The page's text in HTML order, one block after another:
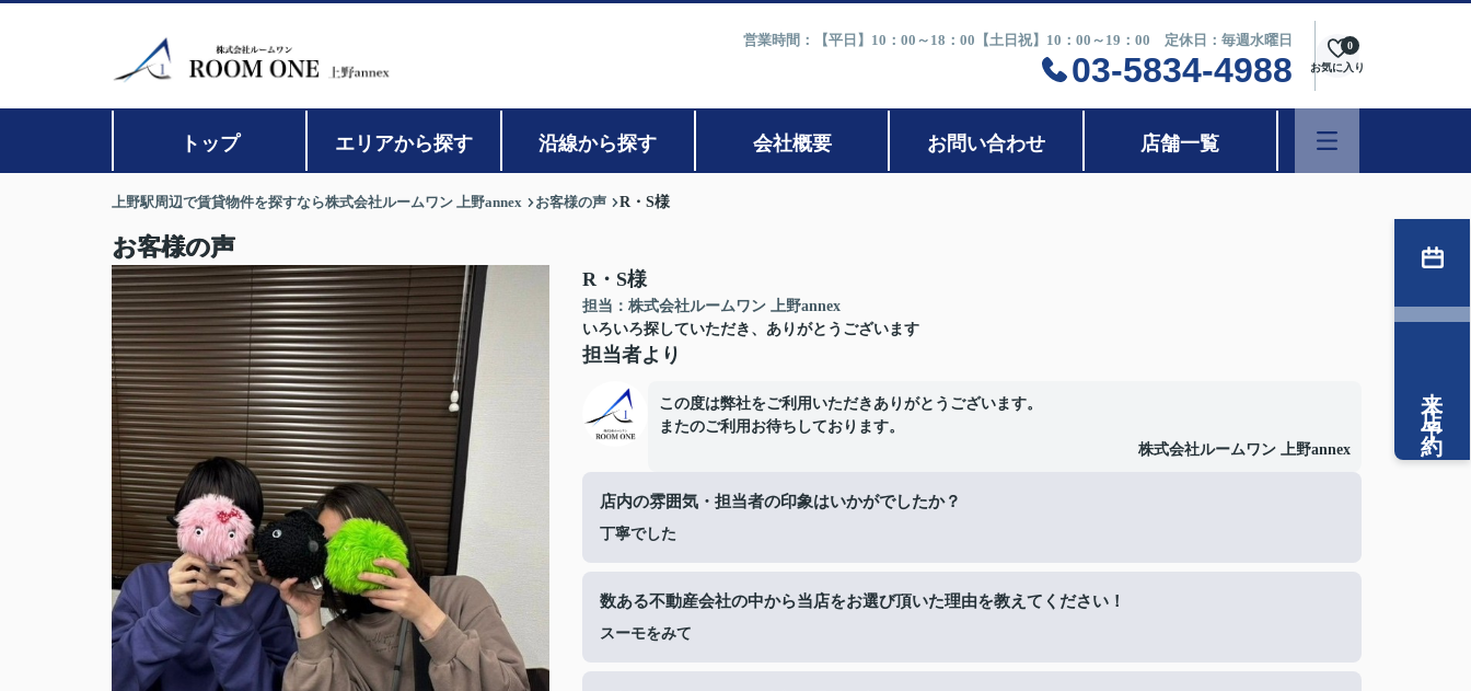
営業時間：【平日】10：00～18：00【土日祝】10：00～19：00 定休日：毎週水曜日
03-5834-4988 お気に入り
0
トップ エリアから探す 沿線から探す 会社概要 お問い合わせ 店舗一覧
上野駅周辺で賃貸物件を探すなら株式会社ルームワン 上野annex お客様の声 R・S様
お客様の声
R・S様
担当：株式会社ルームワン 上野annex
いろいろ探していただき、ありがとうございます
担当者より
この度は弊社をご利用いただきありがとうございます。
またのご利用お待ちしております。
株式会社ルームワン 上野annex
店内の雰囲気・担当者の印象はいかがでしたか？
丁寧でした
数ある不動産会社の中から当店をお選び頂いた理由を教えてください！
スーモをみて
来店予約